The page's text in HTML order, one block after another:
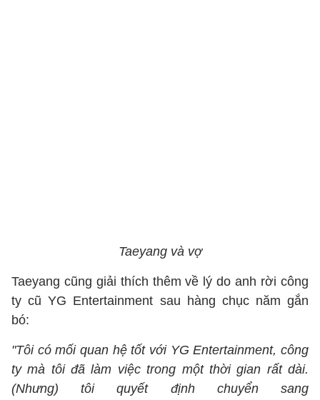
Taeyang và vợ
Taeyang cũng giải thích thêm về lý do anh rời công
ty cũ YG Entertainment sau hàng chục năm gắn
bó:
"Tôi có mối quan hệ tốt với YG Entertainment, công
ty mà tôi đã làm việc trong một thời gian rất dài.
(Nhưng) tôi quyết định chuyển sang